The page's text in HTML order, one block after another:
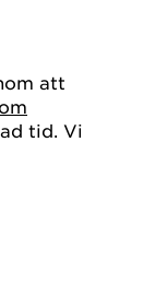
att
tid. Vi